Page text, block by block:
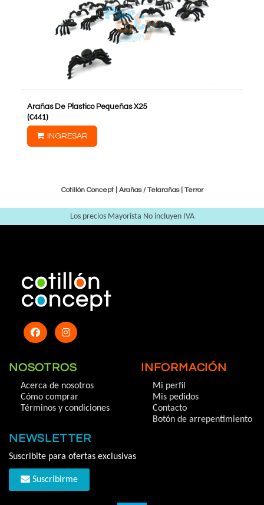
Arañas De Plastico Pequeñas X25
(C441)
INGRESAR
Cotillón Concept | Arañas / Telarañas| Terror
Los precios Mayorista No incluyen IVA
NOSOTROS
Acerca de nosotros
Cómo comprar
Términos y condiciones
INFORMACIÓN
Mi perfil
Mis pedidos
Contacto
Botón de arrepentimiento
NEWSLETTER
Suscribite para ofertas exclusivas
Suscribirme